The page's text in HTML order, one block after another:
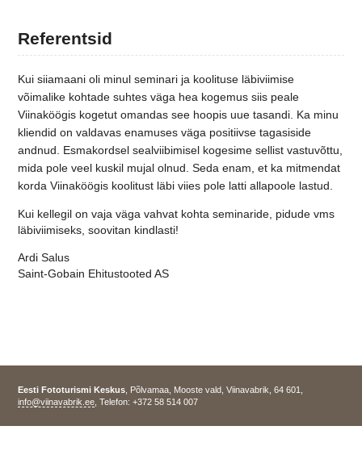
Referentsid
Kui siiamaani oli minul seminari ja koolituse läbiviimise
võimalike kohtade suhtes väga hea kogemus siis peale
Viinaköögis kogetut omandas see hoopis uue tasandi. Ka minu
kliendid on valdavas enamuses väga positiivse tagasiside
andnud. Esmakordsel sealviibimisel kogesime sellist vastuvõttu,
mida pole veel kuskil mujal olnud. Seda enam, et ka mitmendat
korda Viinaköögis koolitust läbi viies pole latti allapoole lastud.
Kui kellegil on vaja väga vahvat kohta seminaride, pidude vms
läbiviimiseks, soovitan kindlasti!
Ardi Salus
Saint-Gobain Ehitustooted AS
Eesti Fototurismi Keskus , Põlvamaa, Mooste vald, Viinavabrik, 64 601,
info@viinavabrik.ee , Telefon: +372 58 514 007